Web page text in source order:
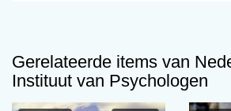
Gerelateerde items van
Instituut van Psychologen